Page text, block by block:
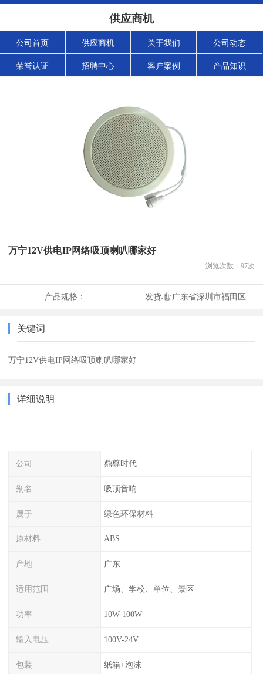
供应商机
公司首页 供应商机 关于我们 公司动态
荣誉认证 招聘中心 客户案例 产品知识
万宁12V供电IP网络吸顶喇叭哪家好
浏览次数： 97次
产品规格： 发货地:广东省深圳市福田区
关键词
万宁12V供电IP网络吸顶喇叭哪家好
详细说明
公司 鼎尊时代
别名 吸顶音响
属于 绿色环保材料
原材料 ABS
产地 广东
适用范围 广场、学校、单位、景区
功率 10W-100W
输入电压 100V-24V
包装 纸箱+泡沫